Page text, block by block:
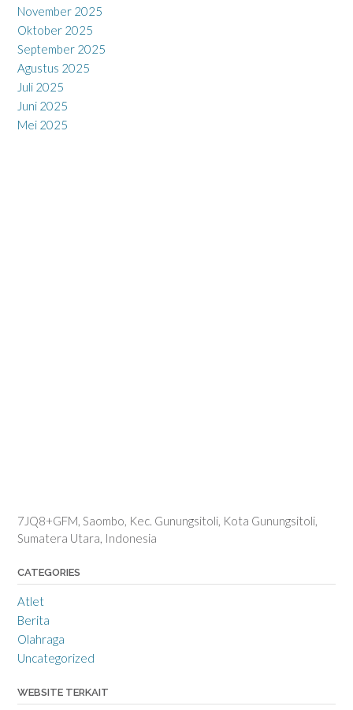
November 2025
Oktober 2025
September 2025
Agustus 2025
Juli 2025
Juni 2025
Mei 2025
7JQ8+GFM, Saombo, Kec. Gunungsitoli, Kota Gunungsitoli,
Sumatera Utara, Indonesia
CATEGORIES
Atlet
Berita
Olahraga
Uncategorized
WEBSITE TERKAIT